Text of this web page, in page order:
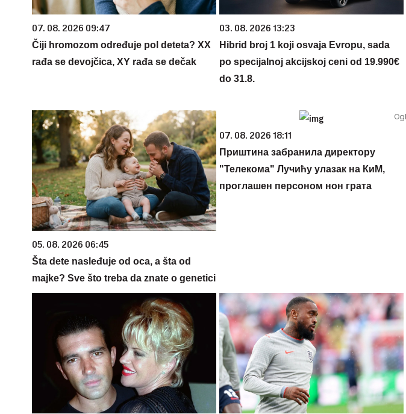
07. 08. 2026 09:47
Čiji hromozom određuje pol deteta? XX
rađa se devojčica, XY rađa se dečak
03. 08. 2026 13:23
Hibrid broj 1 koji osvaja Evropu, sada
po specijalnoj akcijskoj ceni od 19.990€
do 31.8.
05. 08. 2026 06:45
Šta dete nasleđuje od oca, a šta od
majke? Sve što treba da znate o genetici
07. 08. 2026 18:11
Приштина забранила директору
"Телекома" Лучићу улазак на КиМ,
проглашен персоном нон грата